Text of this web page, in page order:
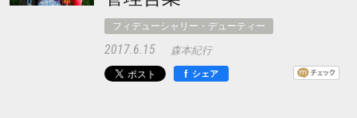
フィデューシャリー・デューティー
2017.6.15
森本紀行
f
シェア